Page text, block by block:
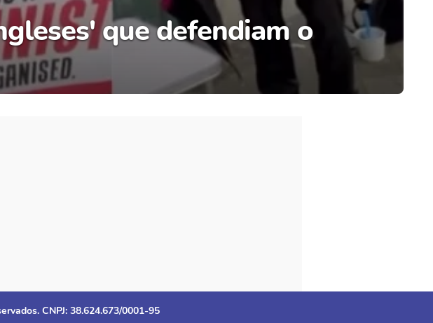
que defendiam o
CNPJ: 38.624.673/0001-95